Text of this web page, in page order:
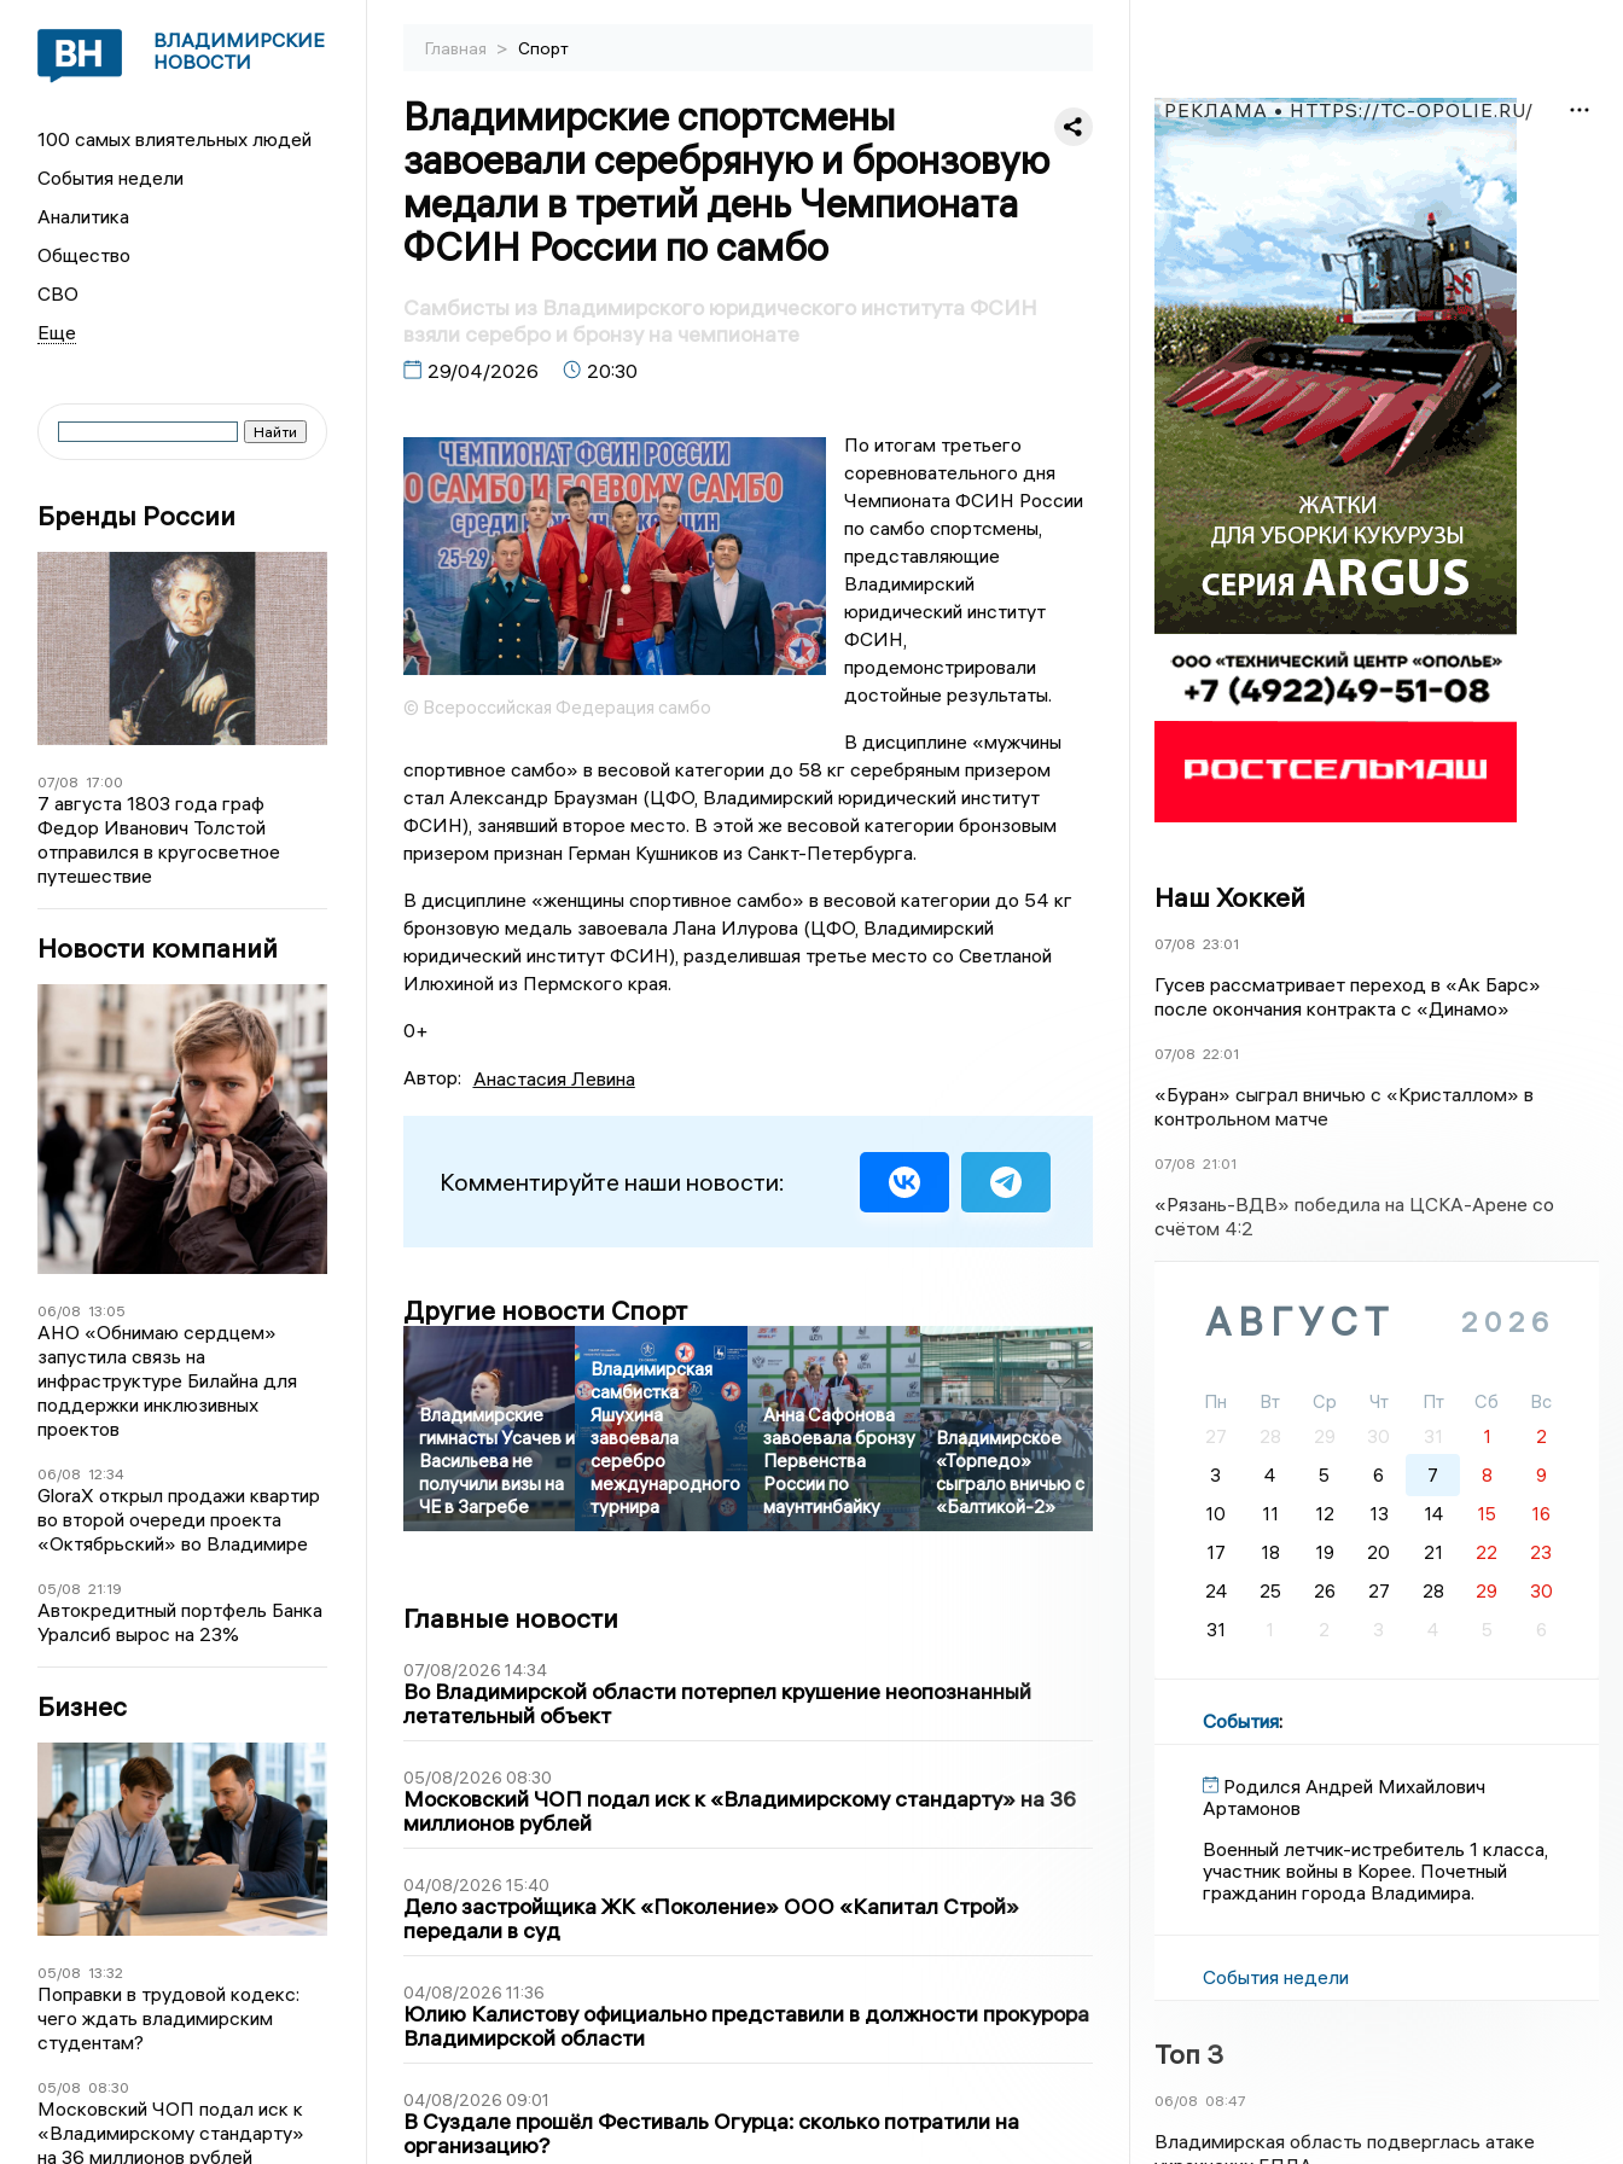
ВЛАДИМИРСКИЕ
НОВОСТИ
100 самых влиятельных людей
События недели
Аналитика
Общество
СВО
Бренды России
07/08 17:00
7 августа 1803 года граф
Федор Иванович Толстой
отправился в кругосветное
путешествие
Новости компаний
06/08 13:05
АНО «Обнимаю сердцем»
запустила связь на
инфраструктуре Билайна для
поддержки инклюзивных
проектов
06/08 12:34
GloraX открыл продажи квартир
во второй очереди проекта
«Октябрьский» во Владимире
05/08 21:19
Автокредитный портфель Банка
Уралсиб вырос на 23%
Бизнес
05/08 13:32
Поправки в трудовой кодекс:
чего ждать владимирским
студентам?
05/08 08:30
Московский ЧОП подал иск к
«Владимирскому стандарту»
на 36 миллионов рублей
Главная > Спорт
Владимирские спортсмены
завоевали серебряную и бронзовую
медали в третий день Чемпионата
ФСИН России по самбо
Самбисты из Владимирского юридического института ФСИН
взяли серебро и бронзу на чемпионате
29/04/2026 20:30
© Всероссийская Федерация самбо
По итогам третьего
соревновательного дня
Чемпионата ФСИН России
по самбо спортсмены,
представляющие
Владимирский
юридический институт
ФСИН,
продемонстрировали
достойные результаты.
В дисциплине «мужчины
спортивное самбо» в весовой категории до 58 кг серебряным призером
стал Александр Браузман (ЦФО, Владимирский юридический институт
ФСИН), занявший второе место. В этой же весовой категории бронзовым
призером признан Герман Кушников из Санкт-Петербурга.
В дисциплине «женщины спортивное самбо» в весовой категории до 54 кг
бронзовую медаль завоевала Лана Илурова (ЦФО, Владимирский
юридический институт ФСИН), разделившая третье место со Светланой
Илюхиной из Пермского края.
0+
Автор: Анастасия Левина
Комментируйте наши новости:
Другие новости Спорт
Владимирские
гимнасты Усачев и
Васильева не
получили визы на
ЧЕ в Загребе
Владимирская
самбистка
Яшухина
завоевала
серебро
международного
турнира
Анна Сафонова
завоевала бронзу
Первенства
России по
маунтинбайку
Владимирское
«Торпедо»
сыграло вничью с
«Балтикой-2»
Главные новости
07/08/2026 14:34
Во Владимирской области потерпел крушение неопознанный
летательный объект
05/08/2026 08:30
Московский ЧОП подал иск к «Владимирскому стандарту» на 36
миллионов рублей
04/08/2026 15:40
Дело застройщика ЖК «Поколение» ООО «Капитал Строй»
передали в суд
04/08/2026 11:36
Юлию Калистову официально представили в должности прокурора
Владимирской области
04/08/2026 09:01
В Суздале прошёл Фестиваль Огурца: сколько потратили на
организацию?
РЕКЛАМА • HTTPS://TC-OPOLIE.RU/
Наш Хоккей
07/08 23:01
Гусев рассматривает переход в «Ак Барс»
после окончания контракта с «Динамо»
07/08 22:01
«Буран» сыграл вничью с «Кристаллом» в
контрольном матче
07/08 21:01
«Рязань-ВДВ» победила на ЦСКА-Арене со
счётом 4:2
АВГУСТ 2026
Пн Вт Ср Чт Пт Сб
Вс
27
28 29 30 31 1
2
3
4 5 6 7 8
9
10
11 12 13 14 15
16
17
18 19 20 21 22
23
24
25 26 27 28 29
30
31
1 2 3 4 5 6
События:
Родился Андрей Михайлович
Артамонов
Военный летчик-истребитель 1 класса,
участник войны в Корее. Почетный
гражданин города Владимира.
События недели
Топ 3
06/08 08:47
Владимирская область подверглась атаке